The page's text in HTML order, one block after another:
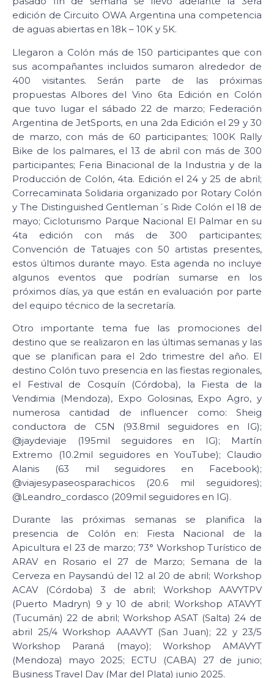
edición de Circuito OWA Argentina una competencia
de aguas abiertas en 18k – 10K y 5K.
Llegaron a Colón más de 150 participantes que con
sus acompañantes incluidos sumaron alrededor de
400 visitantes. Serán parte de las próximas
propuestas Albores del Vino 6ta Edición en Colón
que tuvo lugar el sábado 22 de marzo; Federación
Argentina de JetSports, en una 2da Edición el 29 y 30
de marzo, con más de 60 participantes; 100K Rally
Bike de los palmares, el 13 de abril con más de 300
participantes; Feria Binacional de la Industria y de la
Producción de Colón, 4ta. Edición el 24 y 25 de abril;
Correcaminata Solidaria organizado por Rotary Colón
y The Distinguished Gentleman´s Ride Colón el 18 de
mayo; Cicloturismo Parque Nacional El Palmar en su
4ta edición con más de 300 participantes;
Convención de Tatuajes con 50 artistas presentes,
estos últimos durante mayo. Esta agenda no incluye
algunos eventos que podrían sumarse en los
próximos días, ya que están en evaluación por parte
del equipo técnico de la secretaría.
Otro importante tema fue las promociones del
destino que se realizaron en las últimas semanas y las
que se planifican para el 2do trimestre del año. El
destino Colón tuvo presencia en las fiestas regionales,
el Festival de Cosquín (Córdoba), la Fiesta de la
Vendimia (Mendoza), Expo Golosinas, Expo Agro, y
numerosa cantidad de influencer como: Sheig
conductora de C5N (93.8mil seguidores en IG);
@jaydeviaje (195mil seguidores en IG); Martín
Extremo (10.2mil seguidores en YouTube); Claudio
Alanis (63 mil seguidores en Facebook);
@viajesypaseosparachicos (20.6 mil seguidores);
@Leandro_cordasco (209mil seguidores en IG).
Durante las próximas semanas se planifica la
presencia de Colón en: Fiesta Nacional de la
Apicultura el 23 de marzo; 73° Workshop Turístico de
ARAV en Rosario el 27 de Marzo; Semana de la
Cerveza en Paysandú del 12 al 20 de abril; Workshop
ACAV (Córdoba) 3 de abril; Workshop AAVYTPV
(Puerto Madryn) 9 y 10 de abril; Workshop ATAVYT
(Tucumán) 22 de abril; Workshop ASAT (Salta) 24 de
abril 25/4 Workshop AAAVYT (San Juan); 22 y 23/5
Workshop Paraná (mayo); Workshop AMAVYT
(Mendoza) mayo 2025; ECTU (CABA) 27 de junio;
Business Travel Day (Mar del Plata) junio 2025.